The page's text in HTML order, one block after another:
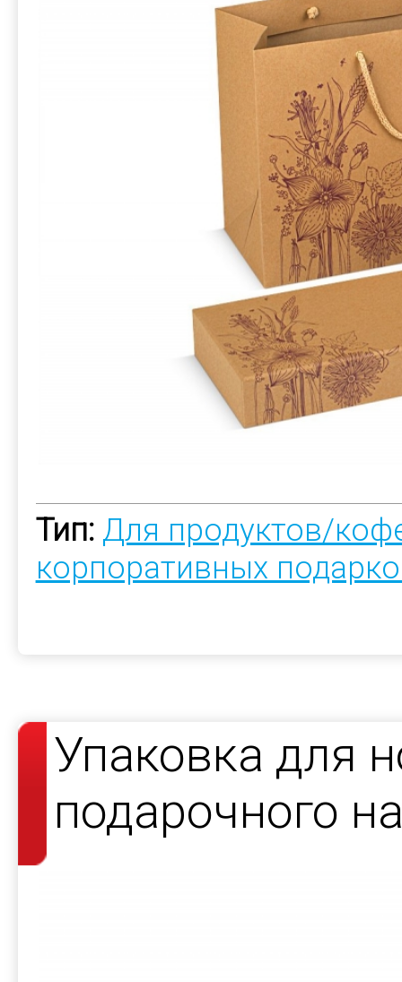
Тип: Для продуктов/
корпоративных
Упаковка для
подарочного